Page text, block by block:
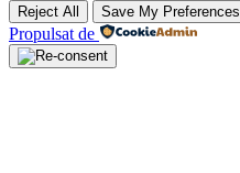
Reject All Save My Preferences
Propulsat de